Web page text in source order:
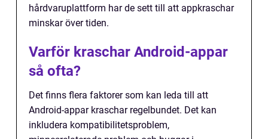
hårdvaruplattform har de sett till att appkraschar
minskar över tiden.
Varför kraschar Android-appar
så ofta?
Det finns flera faktorer som kan leda till att
Android-appar kraschar regelbundet. Det kan
inkludera kompatibilitetsproblem,